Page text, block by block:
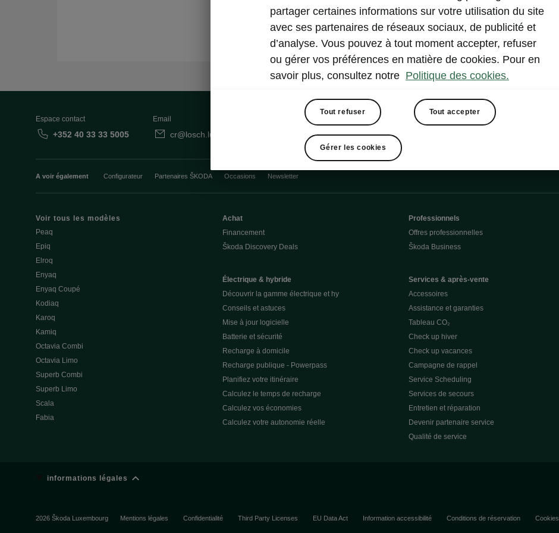
Afficher
Espace contact
+352 40 33 33 5005
Email
cr@losch.lu Formulaire de contact
A voir également Configurateur Partenaires ŠKODA Occasions Newsletter
Voir tous les modèles
Peaq
Epiq
Elroq
Enyaq
Enyaq Coupé
Kodiaq
Karoq
Kamiq
Octavia Combi
Octavia Limo
Superb Combi
Superb Limo
Scala
Fabia
Achat
Financement
Škoda Discovery Deals
Électrique & hybride
Découvrir la gamme électrique et hy
Conseils et astuces
Mise à jour logicielle
Batterie et sécurité
Recharge à domicile
Recharge publique - Powerpass
Planifiez votre itinéraire
Calculez le temps de recharge
Calculez vos économies
Calculez votre autonomie réelle
Professionnels
Offres professionnelles
Škoda Business
Services & après-vente
Accessoires
Assistance et garanties
Tableau CO₂
Check up hiver
Check up vacances
Campagne de rappel
Service Scheduling
Services de secours
Entretien et réparation
Devenir partenaire service
Qualité de service
informations légales
2026 Škoda Luxembourg Mentions légales Confidentialité Third Party Licenses EU Data Act Information accessibilité Conditions de réservation Cookies
partager certaines informations sur votre utilisation du site
avec ses partenaires de réseaux sociaux, de publicité et
d’analyse. Vous pouvez à tout moment accepter, refuser
ou gérer vos préférences en matière de cookies. Pour en
savoir plus, consultez notre Politique des cookies.
Tout refuser Tout accepter
Gérer les cookies